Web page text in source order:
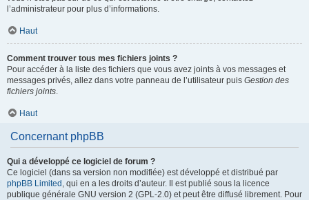
l’administrateur pour plus d’informations.
Haut
Comment trouver tous mes fichiers joints ?
Pour accéder à la liste des fichiers que vous avez joints à vos messages et
messages privés, allez dans votre panneau de l’utilisateur puis Gestion des
fichiers joints.
Haut
Concernant phpBB
Qui a développé ce logiciel de forum ?
Ce logiciel (dans sa version non modifiée) est développé et distribué par
phpBB Limited , qui en a les droits d’auteur. Il est publié sous la licence
publique générale GNU version 2 (GPL-2.0) et peut être diffusé librement. Pour